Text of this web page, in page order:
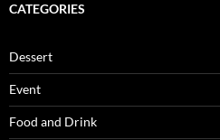
CATEGORIES
Dessert
Event
Food and Drink